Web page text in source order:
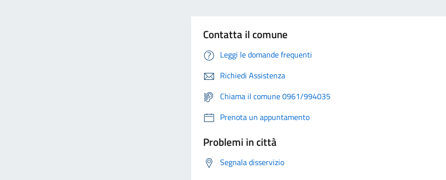
Contatta il comune
Leggi le domande frequenti
Richiedi Assistenza
Chiama il comune 0961/994035
Prenota un appuntamento
Problemi in città
Segnala disservizio